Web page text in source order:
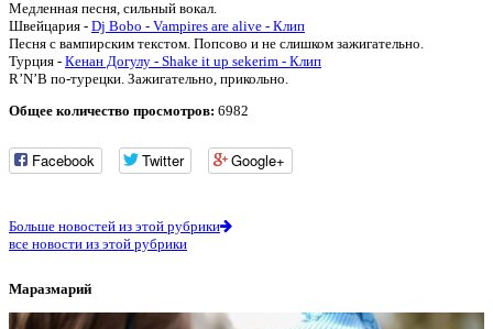
Медленная песня, сильный вокал.
Швейцария - Dj Bobo - Vampires are alive - Клип
Песня с вампирским текстом. Попсово и не слишком зажигательно.
Турция - Кенан Догулу - Shake it up sekerim - Клип
R’N’B по-турецки. Зажигательно, прикольно.
Общее количество просмотров: 6982
Facebook Twitter Google+
Больше новостей из этой рубрики
все новости из этой рубрики
Маразмарий